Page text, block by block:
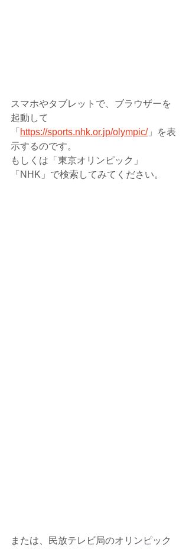
スマホやタブレットで、ブラウザーを
起動して
「 https://sports.nhk.or.jp/olympic/」を表
示するのです。
もしくは「東京オリンピック」
「NHK」で検索してみてください。
または、民放テレビ局のオリンピック